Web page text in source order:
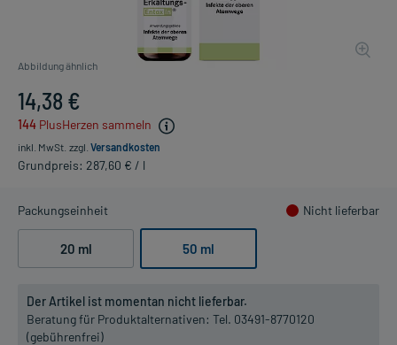
Abbildung ähnlich
14,38 €
144 PlusHerzen sammeln
inkl. MwSt. zzgl. Versandkosten
Grundpreis: 287,60 € / l
Packungseinheit Nicht lieferbar
20 ml 50 ml
Der Artikel ist momentan nicht lieferbar.
Beratung für Produktalternativen: Tel. 03491-8770120
(gebührenfrei)